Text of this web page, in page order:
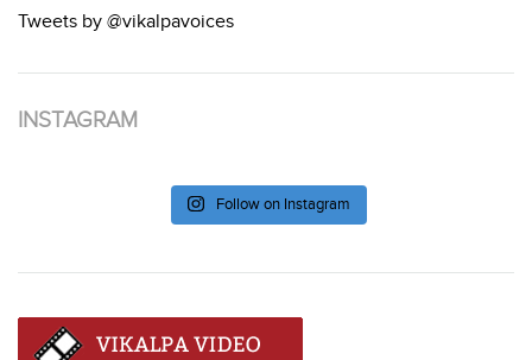
Tweets by @vikalpavoices
INSTAGRAM
Follow on Instagram